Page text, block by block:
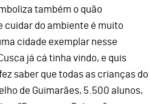
também o quão
cuidar do ambiente é muito
cidade exemplar nesse
já cá tinha vindo, e quis
saber que todas as crianças do
de Guimarães, 5.500 alunos,